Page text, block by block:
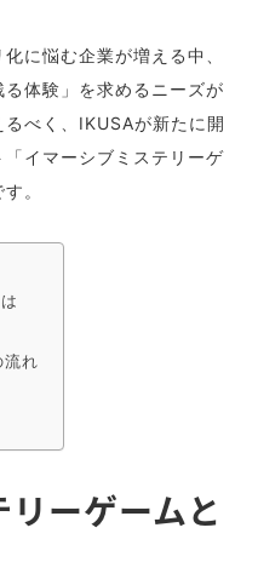
に悩む企業が増える中、
る体験」を求めるニーズが
べく、IKUSAが新たに開
イマーシブミステリーゲ
。
流れ
ーゲームと